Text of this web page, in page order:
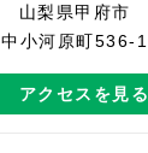
山梨県甲府市
中小河原町536-1
アクセスを見る